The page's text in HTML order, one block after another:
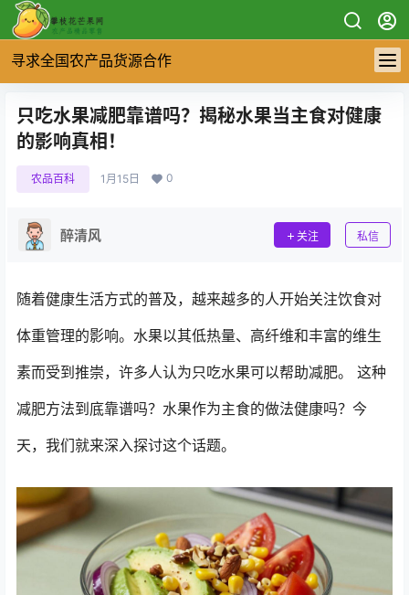
寻求全国农产品货源合作
只吃水果减肥靠谱吗？揭秘水果当主食对健康
的影响真相！
农品百科 1月15日 0
醉清风 关注 私信
随着健康生活方式的普及，越来越多的人开始关注饮食对
体重管理的影响。水果以其低热量、高纤维和丰富的维生
素而受到推崇，许多人认为只吃水果可以帮助减肥。 这种
减肥方法到底靠谱吗？水果作为主食的做法健康吗？今
天，我们就来深入探讨这个话题。